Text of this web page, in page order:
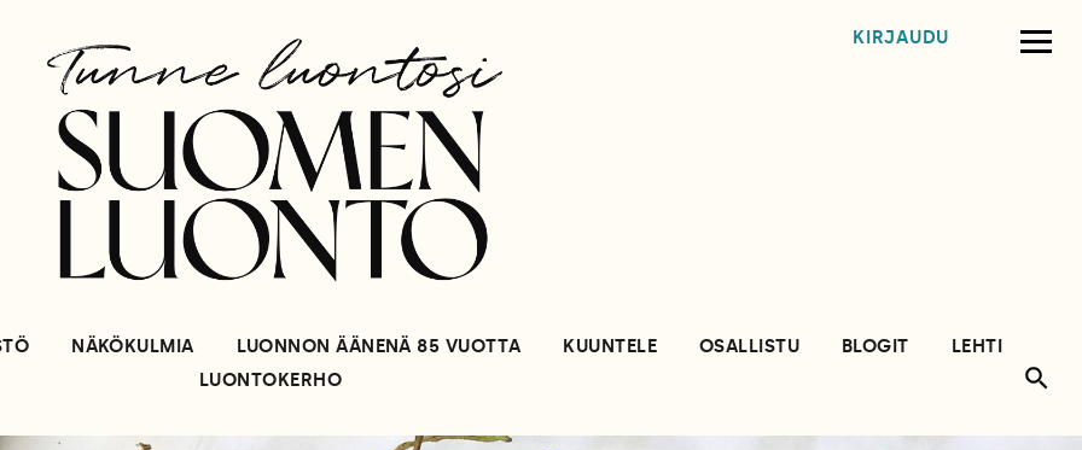
KIRJAUDU
NÄKÖKULMIA LUONNON ÄÄNENÄ 85 VUOTTA KUUNTELE OSALLISTU BLOGIT
LEHTI
LUONTOKERHO